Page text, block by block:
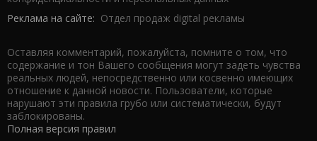
Реклама на сайте: Отдел продаж digital рекламы
Оставляя комментарий, пожалуйста, помните о том, что
содержание и тон Вашего сообщения могут задеть чувства
реальных людей, непосредственно или косвенно имеющих
отношение к данной новости. Пользователи, которые
нарушают эти правила грубо или систематически, будут
заблокированы.
Полная версия правил